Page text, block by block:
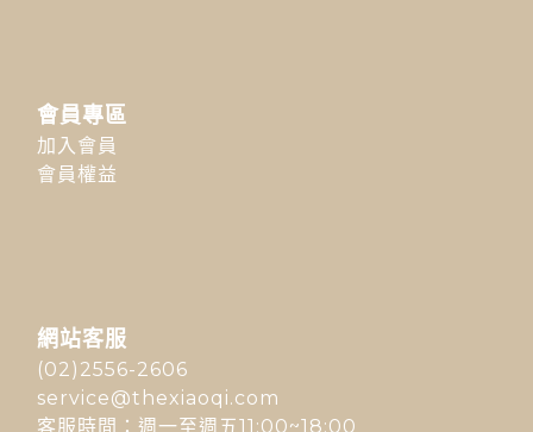
會員專區
加入會員
會員權益
網站客服
(02)2556-2606
service@thexiaoqi.com
客服時間：週一至週五11:00~18:00